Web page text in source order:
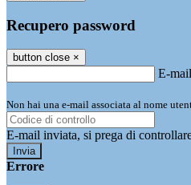
Recupero password
button close ×
E-mail
Non hai una e-mail associata al nome
E-mail inviata, si prega di
Errore